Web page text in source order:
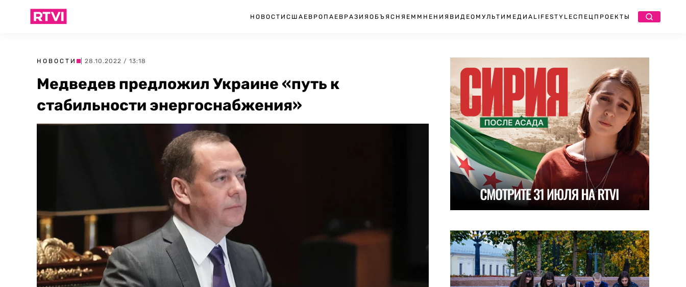
НОВОСТИ США ЕВРОПА ЕВРАЗИЯ ОБЪЯСНЯЕМ МНЕНИЯ ВИДЕО МУЛЬТИМЕДИА LIFESTYLEСПЕЦПРОЕКТЫ
НОВОСТИ | 28.10.2022 / 13:18
Медведев предложил Украине «путь к
стабильности энергоснабжения»